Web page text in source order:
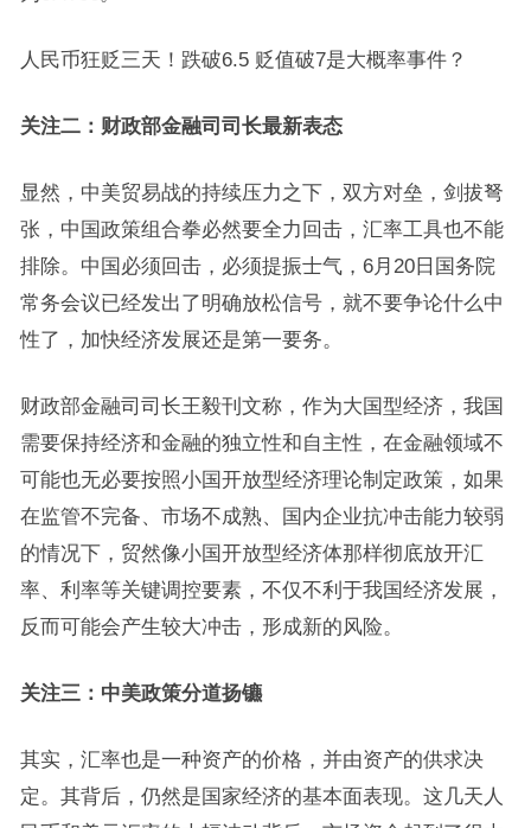
人民币狂贬三天！跌破6.5 贬值破7是大概率事件？
关注二：财政部金融司司长最新表态
显然，中美贸易战的持续压力之下，双方对垒，剑拔弩
张，中国政策组合拳必然要全力回击，汇率工具也不能
排除。中国必须回击，必须提振士气，6月20日国务院
常务会议已经发出了明确放松信号，就不要争论什么中
性了，加快经济发展还是第一要务。
财政部金融司司长王毅刊文称，作为大国型经济，我国
需要保持经济和金融的独立性和自主性，在金融领域不
可能也无必要按照小国开放型经济理论制定政策，如果
在监管不完备、市场不成熟、国内企业抗冲击能力较弱
的情况下，贸然像小国开放型经济体那样彻底放开汇
率、利率等关键调控要素，不仅不利于我国经济发展，
反而可能会产生较大冲击，形成新的风险。
关注三：中美政策分道扬镳
其实，汇率也是一种资产的价格，并由资产的供求决
定。其背后，仍然是国家经济的基本面表现。这几天人